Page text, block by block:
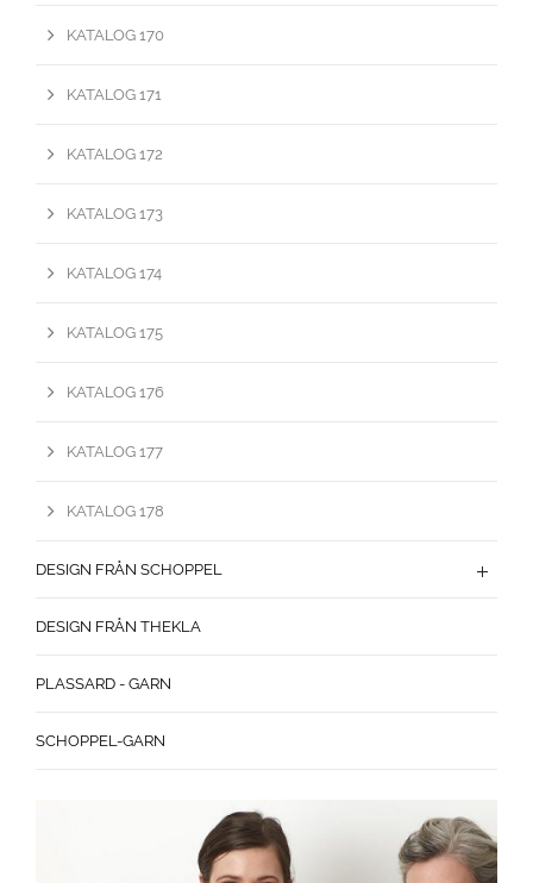
KATALOG 170
KATALOG 171
KATALOG 172
KATALOG 173
KATALOG 174
KATALOG 175
KATALOG 176
KATALOG 177
KATALOG 178
DESIGN FRÅN SCHOPPEL
DESIGN FRÅN THEKLA
PLASSARD - GARN
SCHOPPEL-GARN